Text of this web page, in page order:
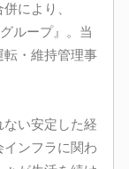
により、
ループ』。当
・維持管理事
い安定した経
ンフラに関わ